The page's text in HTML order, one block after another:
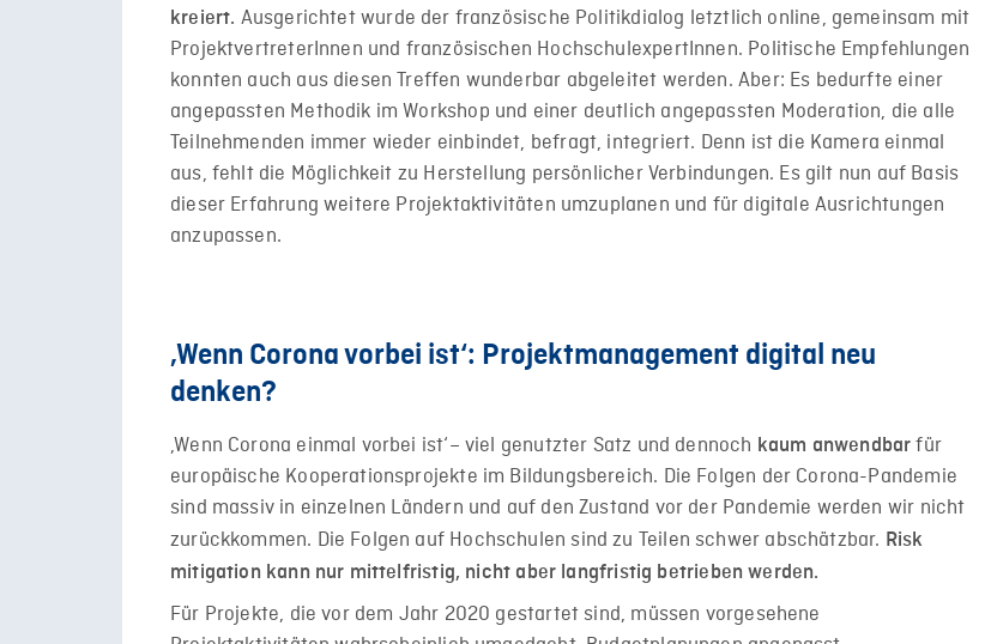
kreiert. Ausgerichtet wurde der französische Politikdialog letztlich online, gemeinsam mit
ProjektvertreterInnen und französischen HochschulexpertInnen. Politische Empfehlungen
konnten auch aus diesen Treffen wunderbar abgeleitet werden. Aber: Es bedurfte einer
angepassten Methodik im Workshop und einer deutlich angepassten Moderation, die alle
Teilnehmenden immer wieder einbindet, befragt, integriert. Denn ist die Kamera einmal
aus, fehlt die Möglichkeit zu Herstellung persönlicher Verbindungen. Es gilt nun auf Basis
dieser Erfahrung weitere Projektaktivitäten umzuplanen und für digitale Ausrichtungen
anzupassen.
‚Wenn Corona vorbei ist‘: Projektmanagement digital neu
denken?
‚Wenn Corona einmal vorbei ist‘– viel genutzter Satz und dennoch kaum anwendbar für
europäische Kooperationsprojekte im Bildungsbereich. Die Folgen der Corona-Pandemie
sind massiv in einzelnen Ländern und auf den Zustand vor der Pandemie werden wir nicht
zurückkommen. Die Folgen auf Hochschulen sind zu Teilen schwer abschätzbar. Risk
mitigation kann nur mittelfristig, nicht aber langfristig betrieben werden.
Für Projekte, die vor dem Jahr 2020 gestartet sind, müssen vorgesehene